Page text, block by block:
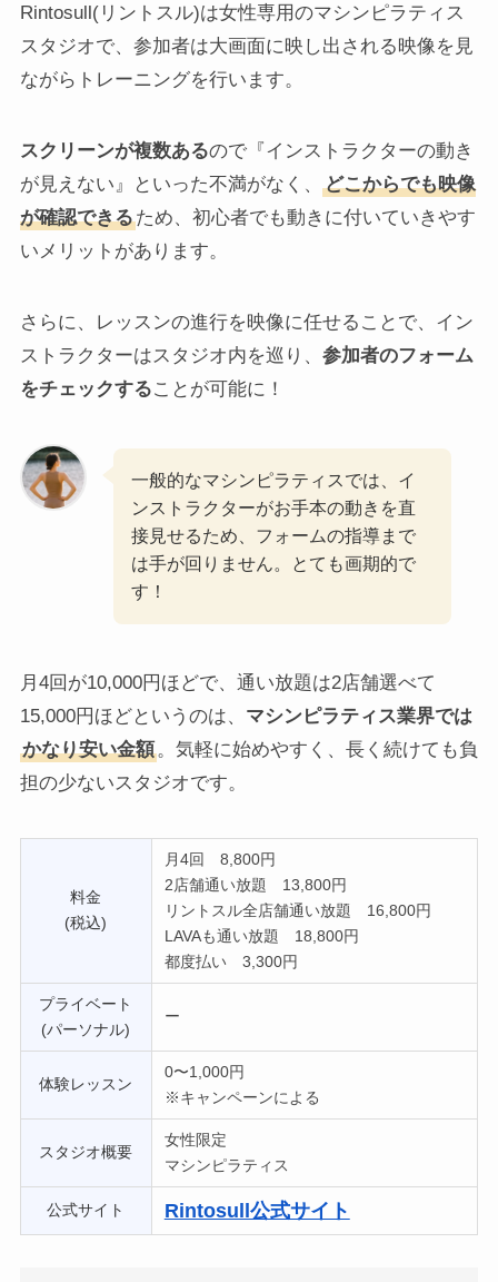
Rintosull(リントスル)は女性専用のマシンピラティス
スタジオで、参加者は大画面に映し出される映像を見
ながらトレーニングを行います。
スクリーンが複数あるので『インストラクターの動き
が見えない』といった不満がなく、
どこからでも映像
が確認できるため、初心者でも動きに付いていきやす
いメリットがあります。
さらに、レッスンの進行を映像に任せることで、イン
ストラクターはスタジオ内を巡り、 参加者のフォーム
をチェックすることが可能に！
一般的なマシンピラティスでは、イ
ンストラクターがお手本の動きを直
接見せるため、フォームの指導まで
は手が回りません。とても画期的で
す！
月4回が10,000円ほどで、通い放題は2店舗選べて
15,000円ほどというのは、 マシンピラティス業界では
かなり安い金額。気軽に始めやすく、長く続けても負
担の少ないスタジオです。
料金
(税込)
月4回 8,800円
2店舗通い放題 13,800円
リントスル全店舗通い放題 16,800円
LAVAも通い放題 18,800円
都度払い 3,300円
プライベート
(パーソナル)
ー
体験レッスン
0〜1,000円
※キャンペーンによる
スタジオ概要
女性限定
マシンピラティス
公式サイト Rintosull公式サイト